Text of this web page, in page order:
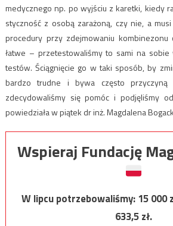
medycznego np. po wyjściu z karetki, kiedy
styczność z osobą zarażoną, czy nie, a
procedury przy zdejmowaniu
łatwe – przetestowaliśmy to sami na sobie
testów. Ściągnięcie go w taki sposób, by
bardzo trudne i bywa często przyczyną
zdecydowaliśmy się pomóc i podjęliśmy
powiedziała w piątek dr inż. Magdalena
Wspieraj Fundację
W lipcu potrzebowaliśmy:15 000
633,5zł.